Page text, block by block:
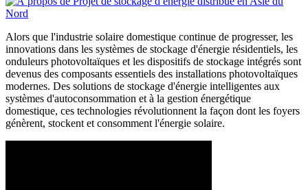
Alors que l'industrie solaire domestique continue de progresser, les
innovations dans les systèmes de stockage d'énergie résidentiels, les
onduleurs photovoltaïques et les dispositifs de stockage intégrés sont
devenus des composants essentiels des installations photovoltaïques
modernes. Des solutions de stockage d'énergie intelligentes aux
systèmes d'autoconsommation et à la gestion énergétique
domestique, ces technologies révolutionnent la façon dont les foyers
génèrent, stockent et consomment l'énergie solaire.